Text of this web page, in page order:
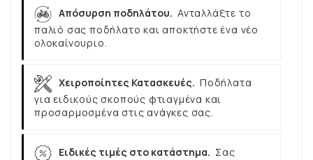
Απόσυρση ποδηλάτου. Ανταλλάξτε το
παλιό σας ποδήλατο και αποκτήστε ένα νέο
ολοκαίνουριο.
Χειροποίητες Κατασκευές. Ποδήλατα
για ειδικούς σκοπούς φτιαγμένα και
προσαρμοσμένα στις ανάγκες σας.
Ειδικές τιμές στο κατάστημα. Σας